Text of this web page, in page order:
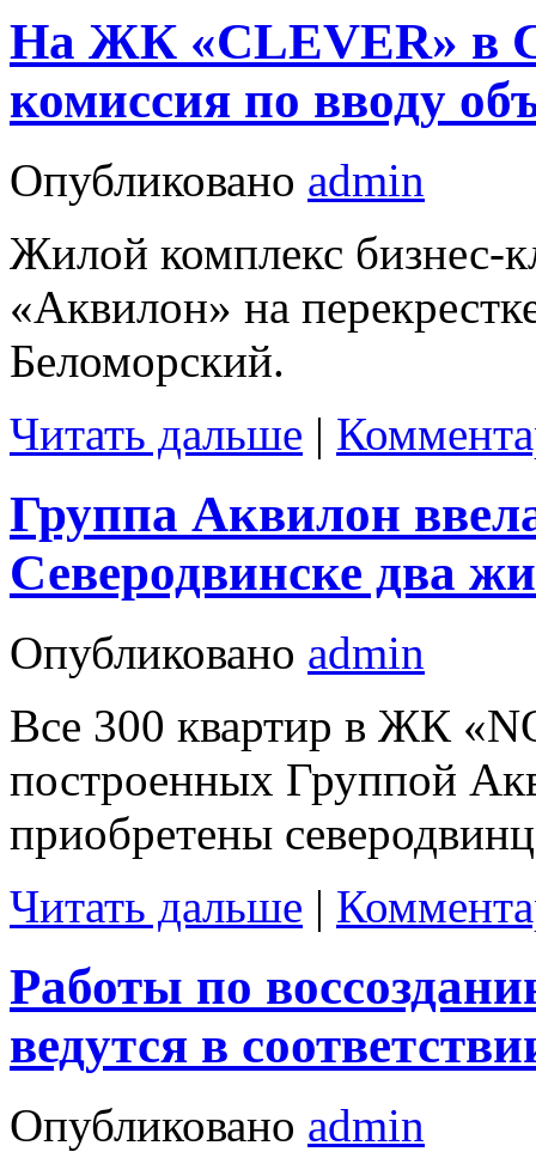
На ЖК «CLEVER» в
комиссия по вводу
Опубликовано admin
Жилой комплекс бизнес-
«Аквилон» на
Беломорский.
Читать дальше |
Группа Аквилон
Северодвинске два
Опубликовано admin
Все 300 квартир в ЖК
построенных Группой
приобретены
Читать дальше |
Работы по
ведутся в
Опубликовано admin